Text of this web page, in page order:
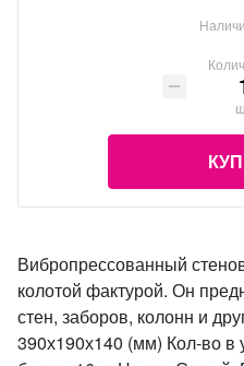
Вибропрессованный
колотой фактурой. Он
стен, заборов, колонн и
390х190х140 (мм) Кол-во в